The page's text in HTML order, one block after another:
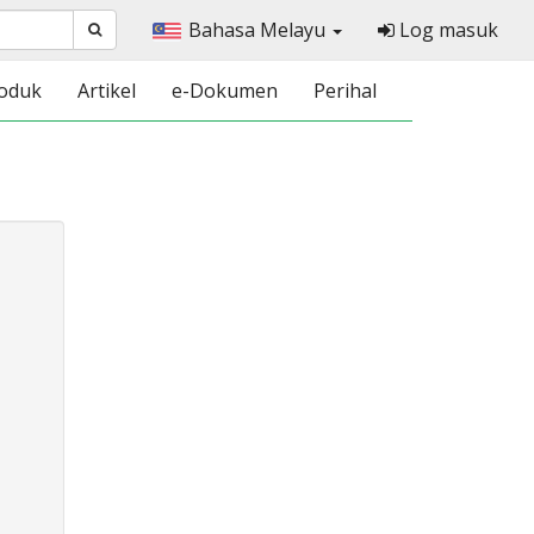
Bahasa Melayu Log masuk
Artikel e-Dokumen Perihal